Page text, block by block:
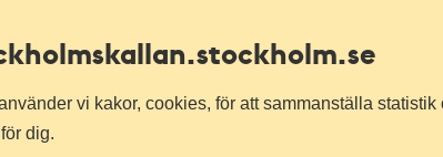
.stockholm.se
vi kakor, cookies, för att sammanställa
dig.